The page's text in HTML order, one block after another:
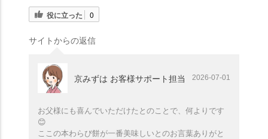
役に立った 0
サイトからの返信
京みずは お客様サポート担当 2026-07-01
お父様にも喜んでいただけたとのことで、何よりです
😊
ここの本わらび餅が一番美味しいとのお言葉ありがと